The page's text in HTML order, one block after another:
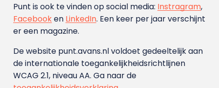
Punt is ook te vinden op social media: Instragram,
Facebooken LinkedIn. Een keer per jaar verschijnt
er een magazine.
De website punt.avans.nl voldoet gedeeltelijk aan
de internationale toegankelijkheidsrichtlijnen
WCAG 2.1, niveau AA. Ga naar de